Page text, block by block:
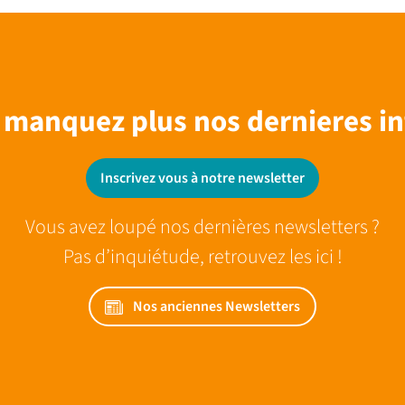
plus nos dernieres
Inscrivez vous à notre newsletter
Vous avez loupé nos dernières newsletters ?
Pas d’inquiétude, retrouvez les ici !
Nos anciennes Newsletters